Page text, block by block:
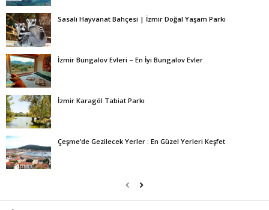
Sasalı Hayvanat Bahçesi | İzmir Doğal Yaşam Parkı
İzmir Bungalov Evleri – En İyi Bungalov Evler
İzmir Karagöl Tabiat Parkı
Çeşme’de Gezilecek Yerler : En Güzel Yerleri Keşfet